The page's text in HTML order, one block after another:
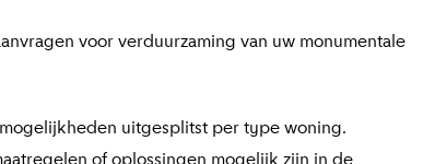
voor verduurzaming van uw monumentale
uitgesplitst per type woning.
of oplossingen mogelijk zijn in de